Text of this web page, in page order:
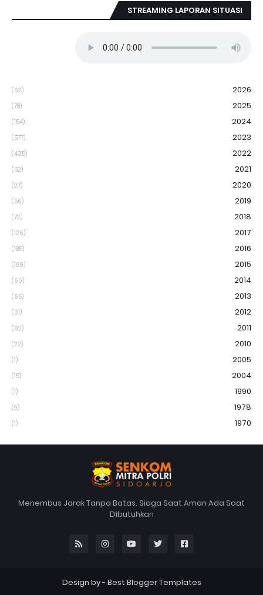
STREAMING LAPORAN SITUASI
2026
(62)
2025
(78)
2024
(154)
2023
(577)
2022
(435)
2021
(52)
2020
(27)
2019
(56)
2018
(72)
2017
(126)
2016
(185)
2015
(169)
2014
(60)
2013
(65)
2012
(31)
2011
(62)
2010
(22)
2005
(1)
2004
(15)
1990
(1)
1978
(9)
1970
(1)
Menembus Jarak Tanpa Batas. Siaga Saat Aman Ada Saat
Dibutuhkan
Design by - Best Blogger Templates